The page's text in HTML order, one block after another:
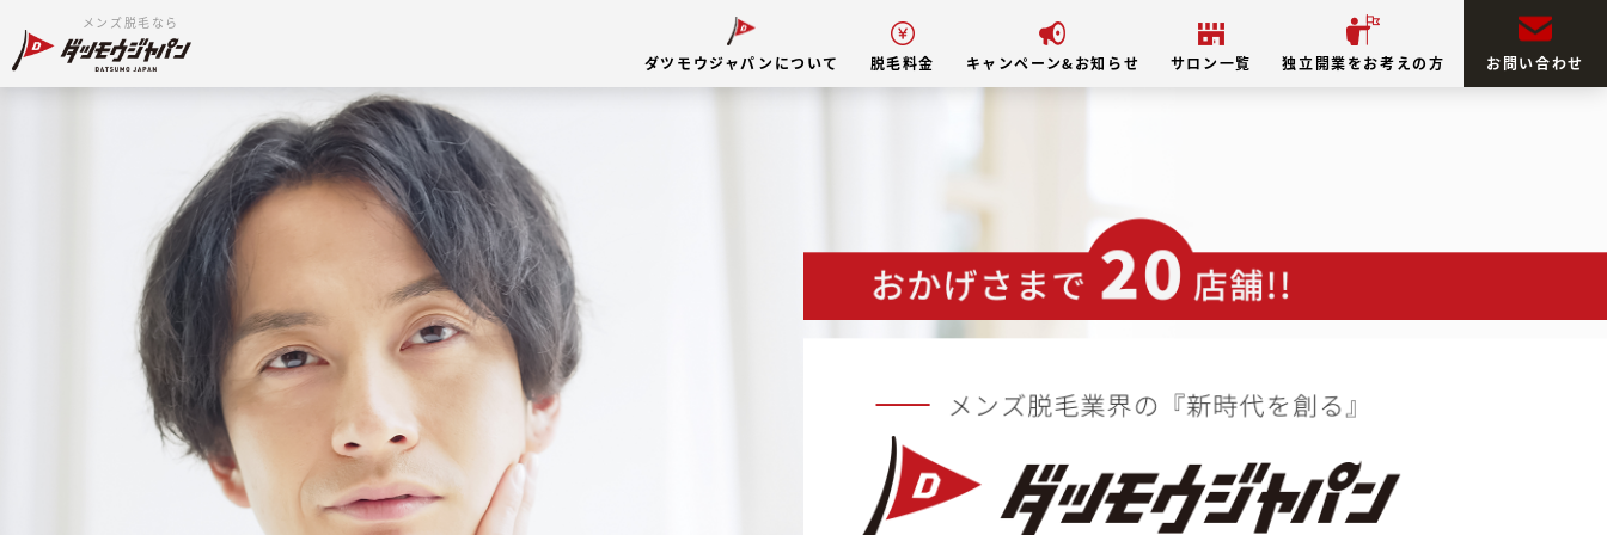
メンズ脱毛なら
ダツモウジャパンについて 脱毛料金 キャンペーン&お知らせ サロン一覧 独立開業をお考えの方 お問い合わせ